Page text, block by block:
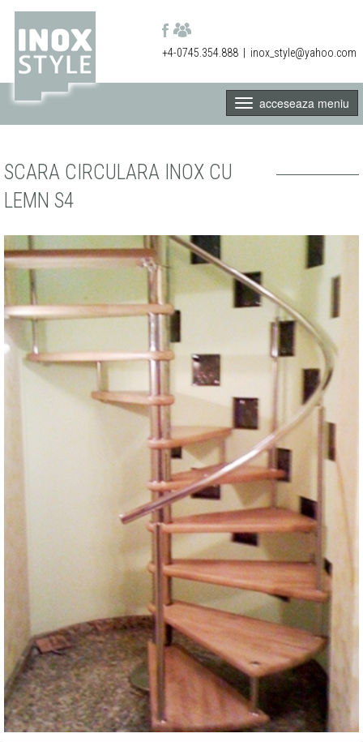
+4-0745.354.888 inox_style@yahoo.com
acceseaza meniu
SCARA CIRCULARA INOX CU
LEMN S4